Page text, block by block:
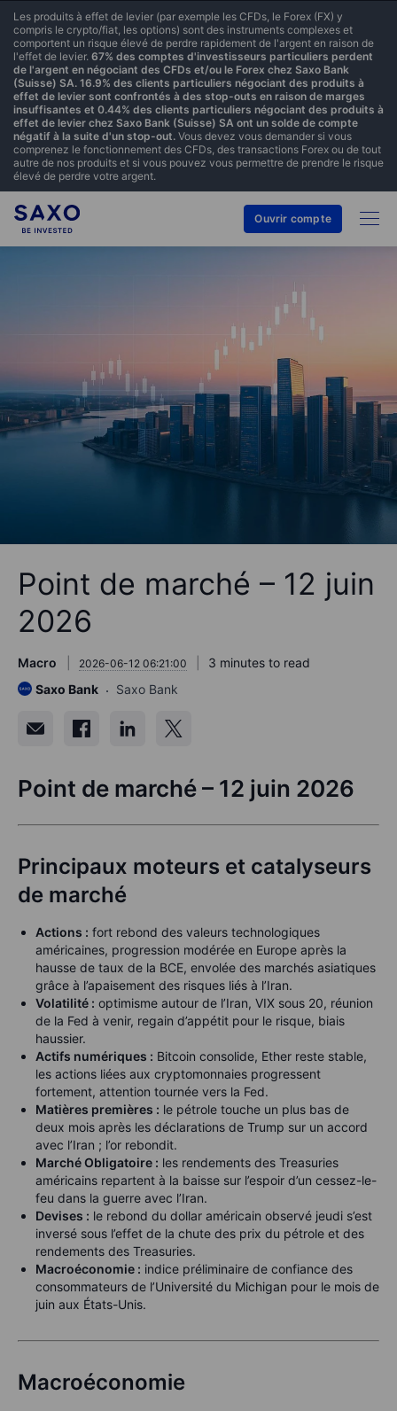
Les produits à effet de levier (par exemple les CFDs, le Forex (FX) y
compris le crypto/fiat, les options) sont des instruments complexes et
comportent un risque élevé de perdre rapidement de l'argent en raison de
l'effet de levier. 67% des comptes d'investisseurs particuliers perdent
de l'argent en négociant des CFDs et/ou le Forex chez Saxo Bank
(Suisse) SA. 16.9% des clients particuliers négociant des produits à
effet de levier sont confrontés à des stop-outs en raison de marges
insuffisantes et 0.44% des clients particuliers négociant des produits à
effet de levier chez Saxo Bank (Suisse) SA ont un solde de compte
négatif à la suite d'un stop-out. Vous devez vous demander si vous
comprenez le fonctionnement des CFDs, des transactions Forex ou de tout
autre de nos produits et si vous pouvez vous permettre de prendre le risque
élevé de perdre votre argent.
Ouvrir compte
​Point de marché – 12 juin
2026
Macro 2026-06-12 06:21:00
3 minutes to read
Saxo Bank
Saxo Bank
Point de marché – 12 juin 2026
Principaux moteurs et catalyseurs
de marché
Actions : fort rebond des valeurs technologiques
américaines, progression modérée en Europe après la
hausse de taux de la BCE, envolée des marchés asiatiques
grâce à l’apaisement des risques liés à l’Iran.
Volatilité : optimisme autour de l’Iran, VIX sous 20, réunion
de la Fed à venir, regain d’appétit pour le risque, biais
haussier.
Actifs numériques : Bitcoin consolide, Ether reste stable,
les actions liées aux cryptomonnaies progressent
fortement, attention tournée vers la Fed.
Matières premières : le pétrole touche un plus bas de
deux mois après les déclarations de Trump sur un accord
avec l’Iran ; l’or rebondit.
Marché Obligatoire : les rendements des Treasuries
américains repartent à la baisse sur l’espoir d’un cessez-le-
feu dans la guerre avec l’Iran.
Devises : le rebond du dollar américain observé jeudi s’est
inversé sous l’effet de la chute des prix du pétrole et des
rendements des Treasuries.
Macroéconomie : indice préliminaire de confiance des
consommateurs de l’Université du Michigan pour le mois de
juin aux États-Unis.
Macroéconomie